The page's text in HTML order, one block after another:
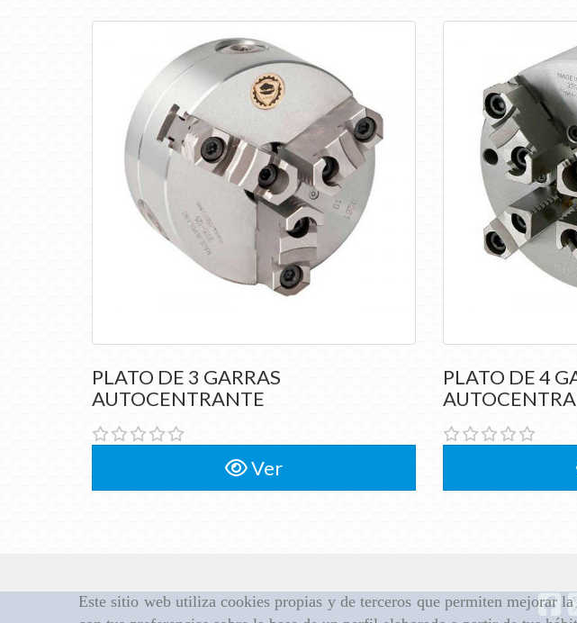
Este sitio web utiliza cookies propias y de terceros que permiten mejorar
PLATO DE 3 GARRAS
AUTOCENTRANTE
PLATO DE 3 GARRAS
AUTOCENTRANTE
Ver
PLATO
PLATO DE 4